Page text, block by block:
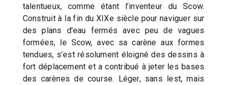
talentueux, comme étant l’inventeur du Scow.
Construit à la fin du XIXe siècle pour naviguer sur
des plans d’eau fermés avec peu de vagues
formées, le Scow, avec sa carène aux formes
tendues, s’est résolument éloigné des dessins à
fort déplacement et a contribué à jeter les bases
des carènes de course. Léger, sans lest, mais